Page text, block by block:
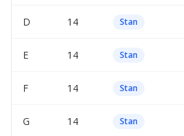
D 14 Stan
E 14 Stan
F 14 Stan
G 14 Stan